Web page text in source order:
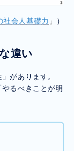
社会人基礎力 」 ）
違い
があります。
るべきことが明